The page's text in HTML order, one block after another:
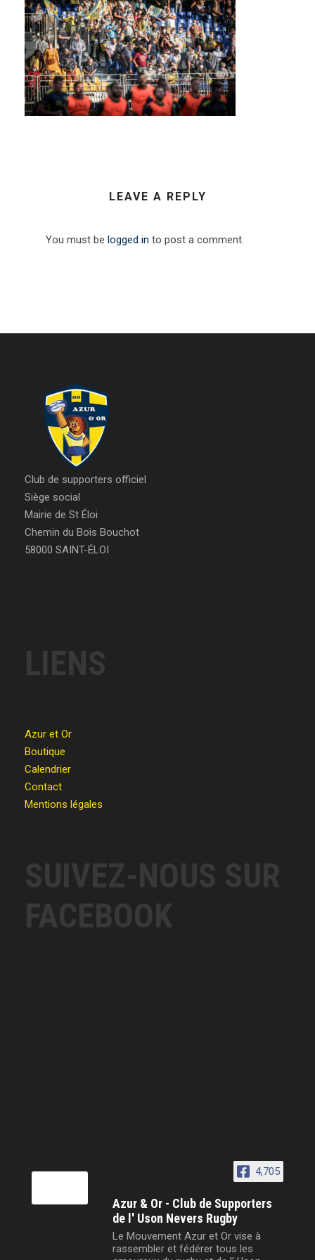
LEAVE A REPLY
You must be logged in to post a comment.
Club de supporters officiel
Siège social
Mairie de St Éloi
Chemin du Bois Bouchot
58000 SAINT-ÉLOI
LIENS
Azur et Or
Boutique
Calendrier
Contact
Mentions légales
SUIVEZ-NOUS SUR
FACEBOOK
4,705
Azur & Or - Club de Supporters
de l' Uson Nevers Rugby
Le Mouvement Azur et Or vise à
rassembler et fédérer tous les